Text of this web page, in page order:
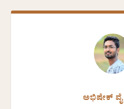
ಅಭಿಷೇಕ್